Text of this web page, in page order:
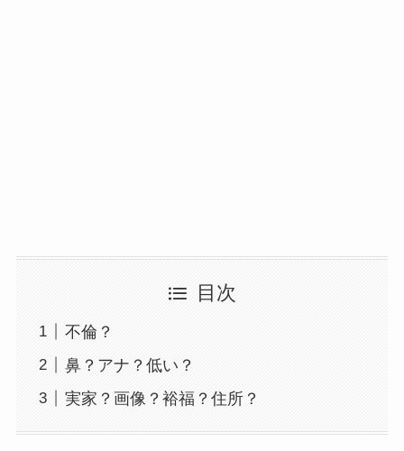
目次
不倫？
鼻？アナ？低い？
実家？画像？裕福？住所？